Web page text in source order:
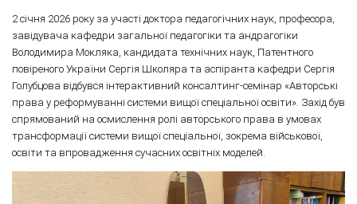
2 січня 2026 року за участі доктора педагогічних наук, професора,
завідувача кафедри загальної педагогіки та андрагогіки
Володимира Мокляка, кандидата технічних наук, Патентного
повіреного України Сергія Школяра та аспіранта кафедри Сергія
Голубцова відбувся інтерактивний консалтинг-семінар «Авторські
права у реформуванні системи вищої спеціальної освіти». Захід був
спрямований на осмислення ролі авторського права в умовах
трансформації системи вищої спеціальної, зокрема військової,
освіти та впровадження сучасних освітніх моделей.